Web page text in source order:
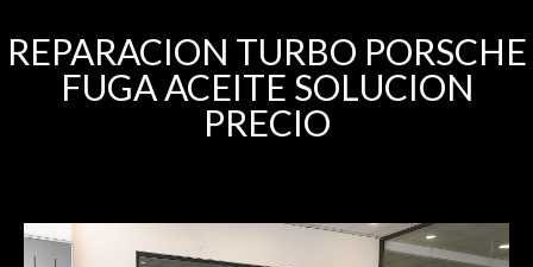
REPARACION TURBO PORSCHE
FUGA ACEITE SOLUCION
PRECIO